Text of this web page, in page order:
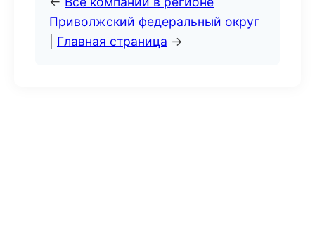
Приволжский федеральный округ
Главная страница →